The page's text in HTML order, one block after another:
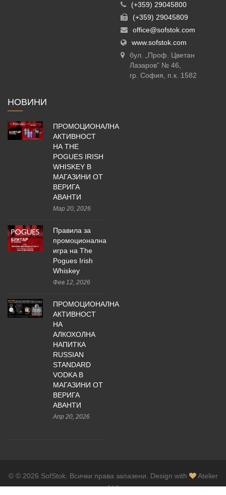
(+359) 29045800
(+359) 29045809
office@sofstok.com
www.sofstok.com
бул. „Проф. Цветан
Лазаров” № 46,
гр. София, п.к. 1582
НОВИНИ
ПРОМОЦИОНАЛНА
АКТИВНОСТ
НА THE
POGUES IRISH
WHISKEY В
МАГАЗИНИ ОТ
ВЕРИГА
АВАНТИ
Мар 20, 2026
Правила за
промоционална
игра на The
Pogues Irish
Whiskey
Фев 12, 2026
ПРОМОЦИОНАЛНА
АКТИВНОСТ
НА
АЛКОХОЛНА
НАПИТКА
RUSSIAN
STANDARD
VODKA В
МАГАЗИНИ ОТ
ВЕРИГА
АВАНТИ
Апр 20, 2026
© © 2026 SofStok. Всички права запазени. Design with
Atelier
Ltd